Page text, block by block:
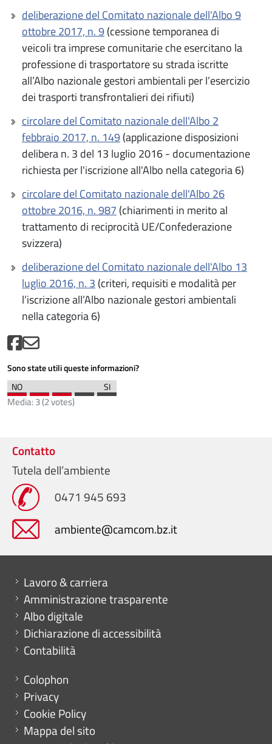
deliberazione del Comitato nazionale dell'Albo 9
ottobre 2017, n. 9(cessione temporanea di
veicoli tra imprese comunitarie che esercitano la
professione di trasportatore su strada iscritte
all’Albo nazionale gestori ambientali per l’esercizio
dei trasporti transfrontalieri dei rifiuti)
circolare del Comitato nazionale dell'Albo 2
febbraio 2017, n. 149(applicazione disposizioni
delibera n. 3 del 13 luglio 2016 - documentazione
richiesta per l'iscrizione all'Albo nella categoria 6)
circolare del Comitato nazionale dell'Albo 26
ottobre 2016, n. 987 (chiarimenti in merito al
trattamento di reciprocità UE/Confederazione
svizzera)
deliberazione del Comitato nazionale dell'Albo 13
luglio 2016, n. 3 (criteri, requisiti e modalità per
l’iscrizione all’Albo nazionale gestori ambientali
nella categoria 6)
Sono state utili queste informazioni?
Media:3(2votes)
Contatto
Tutela dell’ambiente
0471 945 693
ambiente@camcom.bz.it
Mini menu di servizio
Lavoro & carriera
Amministrazione trasparente
Albo digitale
Dichiarazione di accessibilità
Contabilità
Menu footer
Colophon
Privacy
Cookie Policy
Mappa del sito